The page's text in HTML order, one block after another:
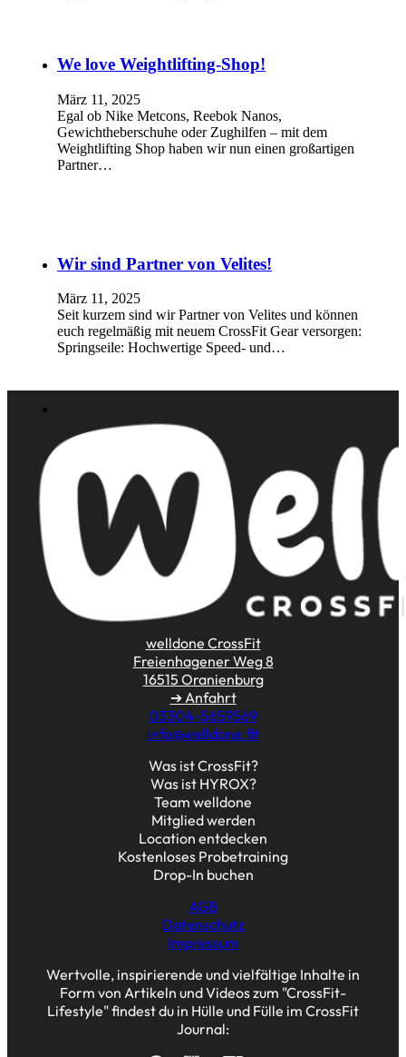
We love Weightlifting-Shop!
März 11, 2025
Egal ob Nike Metcons, Reebok Nanos,
Gewichtheberschuhe oder Zughilfen – mit dem
Weightlifting Shop haben wir nun einen großartigen
Partner…
Wir sind Partner von Velites!
März 11, 2025
Seit kurzem sind wir Partner von Velites und können
euch regelmäßig mit neuem CrossFit Gear versorgen:
Springseile: Hochwertige Speed- und…
welldone CrossFit
Freienhagener Weg 8
16515 Oranienburg
➔Anfahrt
03304-5659569
info@welldone.fit
Was ist CrossFit?
Was ist HYROX?
Team welldone
Mitglied werden
Location entdecken
Kostenloses Probetraining
Drop-In buchen
AGB
Datenschutz
Impressum
Wertvolle, inspirierende und vielfältige Inhalte in
Form von Artikeln und Videos zum "CrossFit-
Lifestyle" findest du in Hülle und Fülle im CrossFit
Journal: